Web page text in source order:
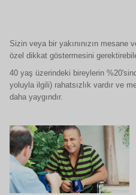
Sizin veya bir yakınınızın mesane
özel dikkat göstermesini
40 yaş üzerindeki bireylerin
yoluyla ilgili) rahatsızlık vardır ve
daha yaygındır.